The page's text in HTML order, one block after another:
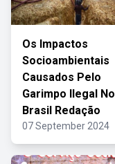
Os Impactos
Socioambientais
Causados Pelo
Garimpo Ilegal No
Brasil Redação
07 September 2024